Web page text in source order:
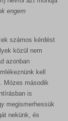
engem
számos kérdést
közül nem
azonban
kell
Mózes második
is
megismerhessük
nekünk, és